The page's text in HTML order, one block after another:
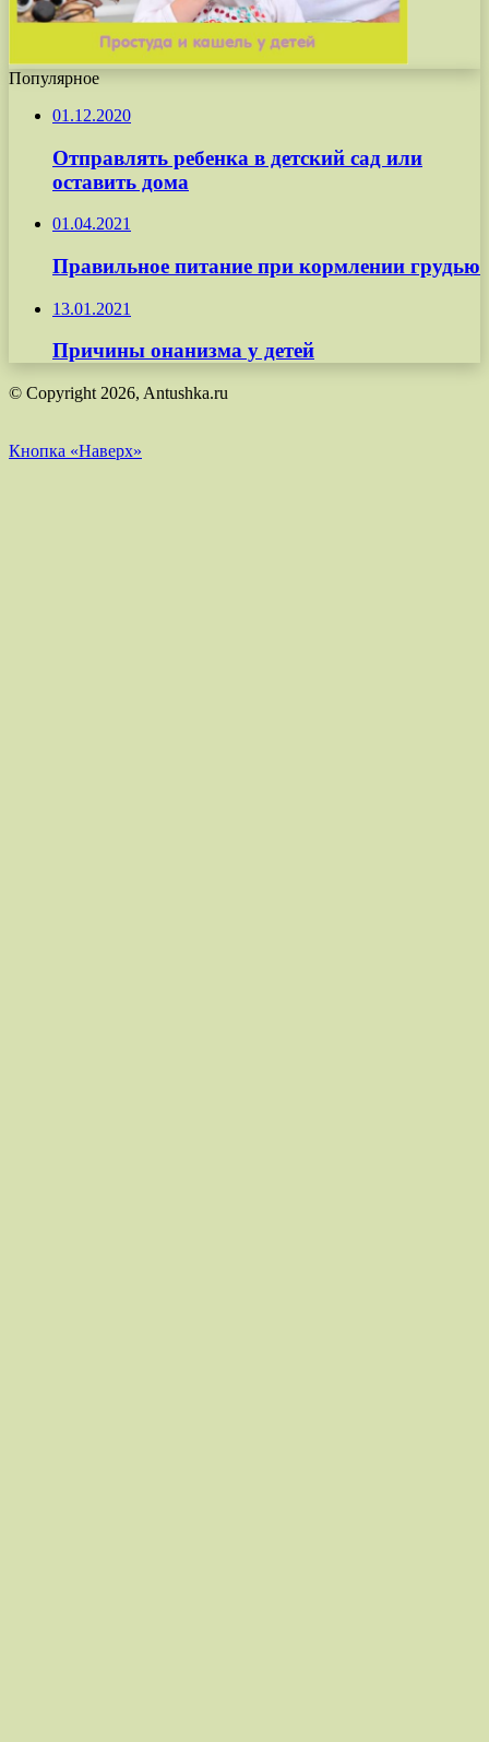
Популярное
01.12.2020
Отправлять ребенка в детский сад или
оставить дома
01.04.2021
Правильное питание при кормлении грудью
13.01.2021
Причины онанизма у детей
© Copyright 2026, Antushka.ru
Кнопка «Наверх»